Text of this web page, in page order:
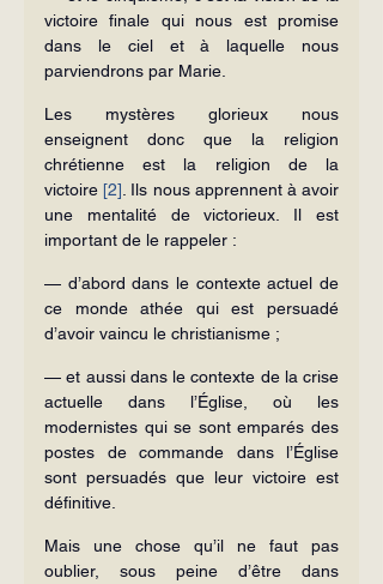
victoire finale qui nous est promise
dans le ciel et à laquelle nous
parviendrons par Marie.
Les mystères glorieux nous
enseignent donc que la religion
chrétienne est la religion de la
victoire [2] . Ils nous apprennent à avoir
une mentalité de victorieux. Il est
important de le rappeler :
— d’abord dans le contexte actuel de
ce monde athée qui est persuadé
d’avoir vaincu le christianisme ;
— et aussi dans le contexte de la crise
actuelle dans l’Église, où les
modernistes qui se sont emparés des
postes de commande dans l’Église
sont persuadés que leur victoire est
définitive.
Mais une chose qu’il ne faut pas
oublier, sous peine d’être dans